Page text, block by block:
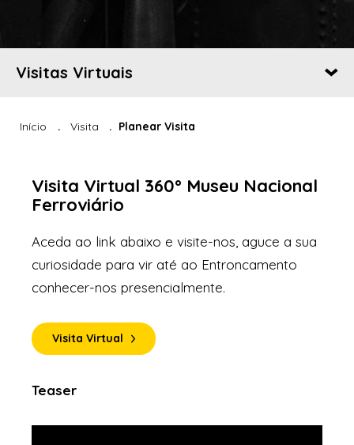
Visitas Virtuais
Início Visita Planear Visita
Visita Virtual 360º Museu Nacional
Ferroviário
Aceda ao link abaixo e visite-nos, aguce a sua
curiosidade para vir até ao Entroncamento
conhecer-nos presencialmente.
Visita Virtual
Teaser